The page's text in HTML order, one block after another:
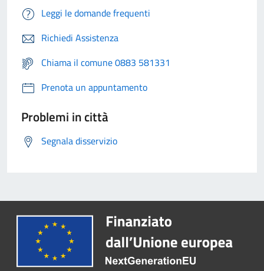
Leggi le domande frequenti
Richiedi Assistenza
Chiama il comune 0883 581331
Prenota un appuntamento
Problemi in città
Segnala disservizio